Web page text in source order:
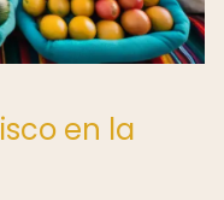
en la